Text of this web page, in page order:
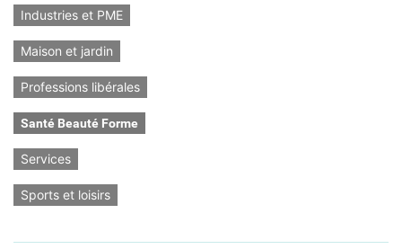
Industries et PME
Maison et jardin
Professions libérales
Santé Beauté Forme
Services
Sports et loisirs